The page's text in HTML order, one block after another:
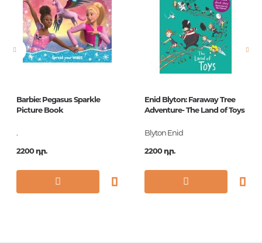
Կազմ PB
Հրատ. տարեթիվ 2008
Շարք
Vintage Classics
ISBN 9780099529477
Barbie: Pegasus Sparkle
Picture Book
.
2200 դր.
Enid Blyton: Faraway Tree
Adventure- The Land of Toys
Blyton Enid
2200 դր.